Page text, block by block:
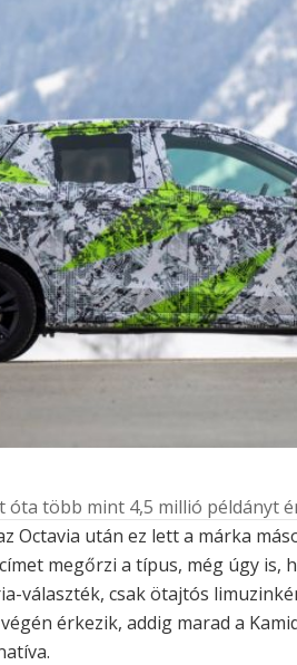
óta több mint 4,5 millió példányt
Octavia után ez lett a márka
megőrzi a típus, még úgy is,
választék, csak ötajtós
érkezik, addig marad a